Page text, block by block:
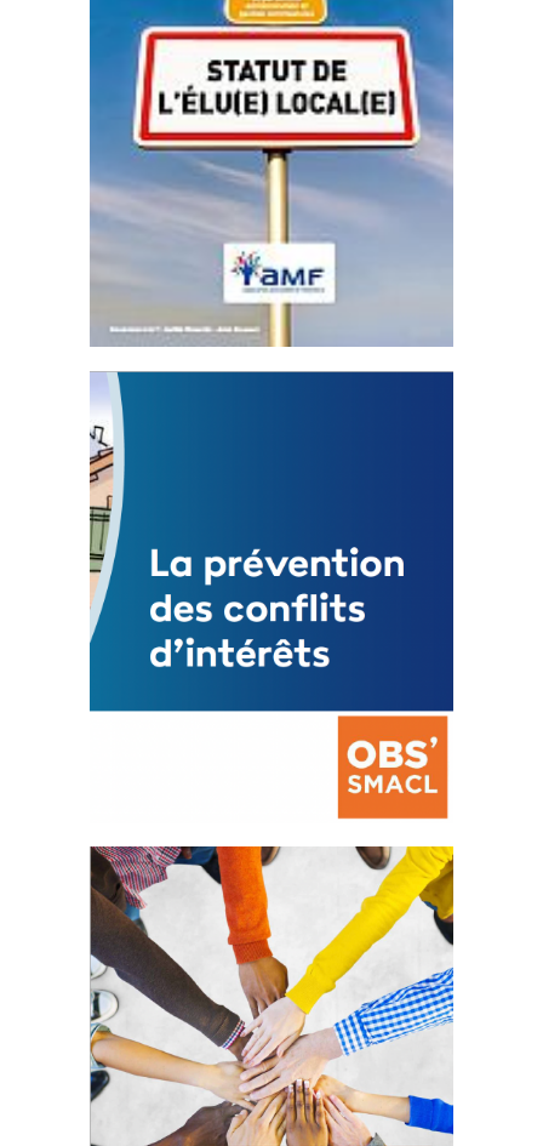
Statut de l’élu local
3 avril 2024
Mise à jour avril 2024
FEUILLETER
La prévention des conflits
d’intérêts
18 septembre 2023
FEUILLETER